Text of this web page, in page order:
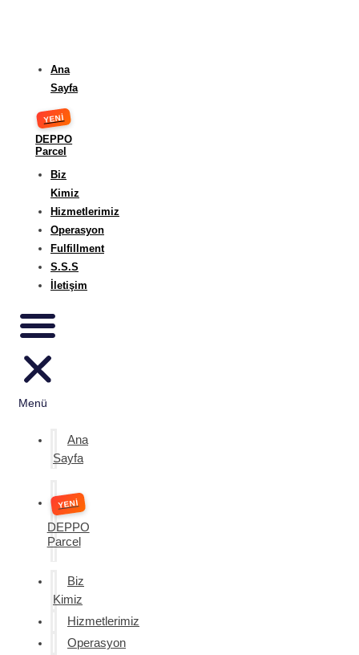
Ana
Sayfa
DEPPO
Parcel
Biz
Kimiz
Hizmetlerimiz
Operasyon
Fulfillment
S.S.S
İletişim
Menü
Ana
Sayfa
DEPPO
Parcel
Biz
Kimiz
Hizmetlerimiz
Operasyon